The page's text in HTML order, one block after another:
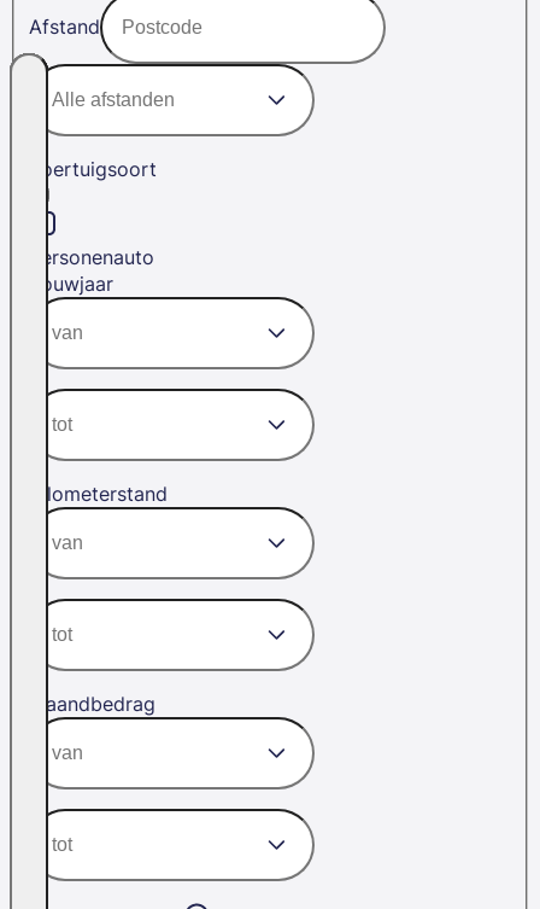
Afstand
Voertuigsoort
Personenauto
Bouwjaar
Kilometerstand
Maandbedrag